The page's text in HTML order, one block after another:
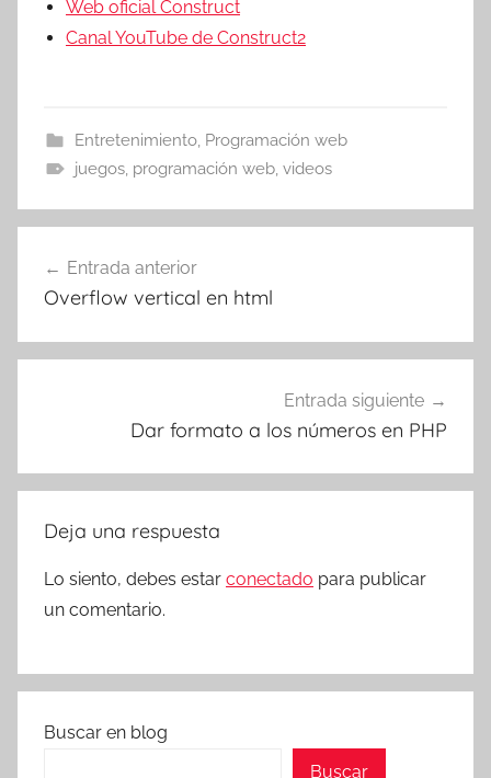
Web oficial Construct
Canal YouTube de Construct2
Entretenimiento, Programación web
juegos, programación web, videos
de
Entrada anterior
Overflow vertical en html
Entrada siguiente
Dar formato a los números en PHP
Deja una respuesta
Lo siento, debes estar conectado para publicar
un comentario.
Buscar en blog
Buscar